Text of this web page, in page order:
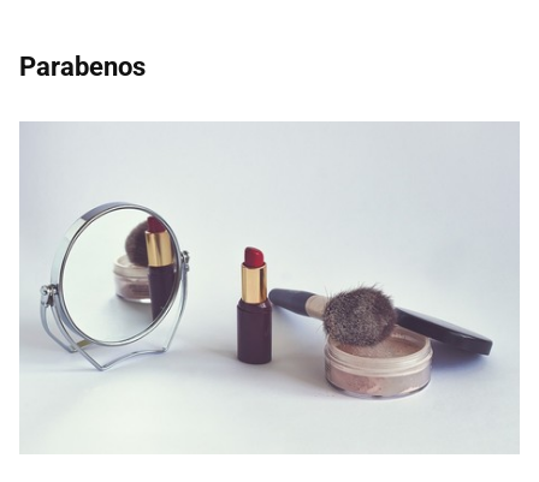
Parabenos